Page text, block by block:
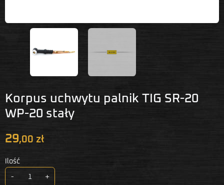
Korpus uchwytu palnik TIG SR-20
WP-20 stały
29,00 zł
Ilość
- +